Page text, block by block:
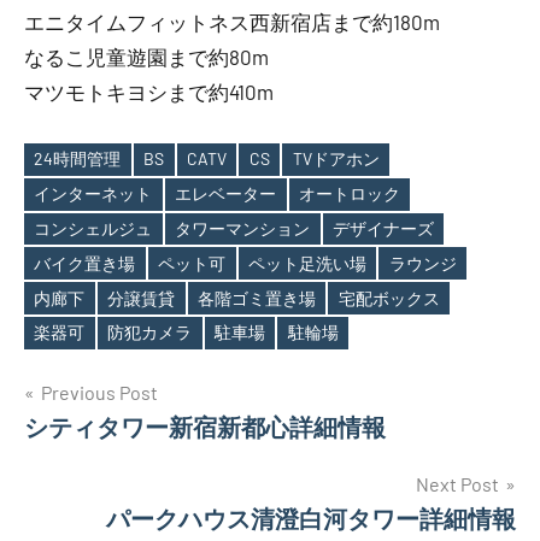
エニタイムフィットネス西新宿店まで約180m
なるこ児童遊園まで約80m
マツモトキヨシまで約410m
Tags
24時間管理 BS CATV CS
TVドアホン
インターネット
エレベーター
オートロック
コンシェルジュ
タワーマンション
デザイナーズ
バイク置き場
ペット可 ペット足洗い場
ラウンジ
内廊下
分譲賃貸 各階ゴミ置き場
宅配ボックス
楽器可
防犯カメラ 駐車場 駐輪場
投
稿
Previous Post
シティタワー新宿新都心詳細情報
Next Post
パークハウス清澄白河タワー詳細情報